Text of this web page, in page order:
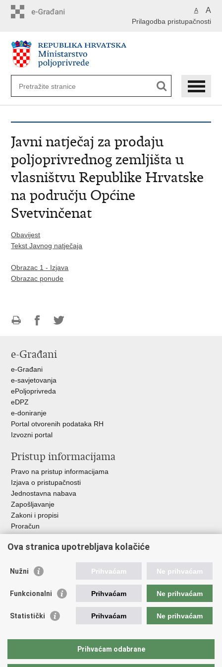
A A
Prilagodba pristupačnosti
Javni natječaj za prodaju
poljoprivrednog zemljišta u
vlasništvu Republike Hrvatske
na području Općine
Svetvinčenat
Obavijest
Tekst Javnog natječaja
Obrazac 1 - Izjava
Obrazac ponude
FacebookuTwitteru
e-Građani
e-Građani
e-savjetovanja
ePoljoprivreda
eDPZ
e-doniranje
Portal otvorenih podataka RH
Izvozni portal
Pristup informacijama
Pravo na pristup informacijama
Izjava o pristupačnosti
Jednostavna nabava
Zapošljavanje
Zakoni i propisi
Proračun
RH
Važne poveznice
Hrvatska agencija za poljoprivredu i hranu
Agencija za plaćanja u poljoprivredi, ribarstvu i ruralnom
razvoju
Hrvatske šume
Pučka pravobraniteljica
Ova stranica upotrebljava kolačiće
Nužni Prihvaćam Ne prihvaćam
Funkcionalni Prihvaćam Ne prihvaćam
Statistički Prihvaćam Ne prihvaćam
Prihvaćam odabrane